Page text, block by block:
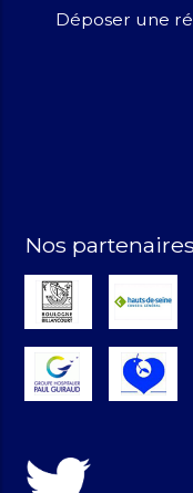
Déposer une
Nos